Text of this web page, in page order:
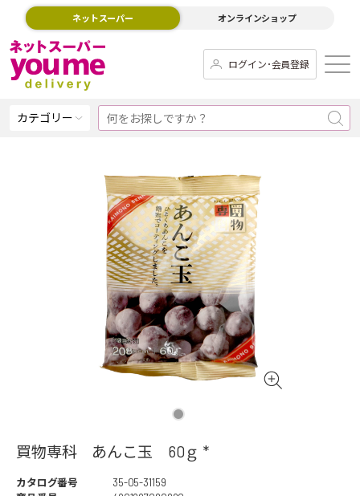
ネットスーパー オンラインショップ
ログイン･会員登録
カテゴリー
買物専科 あんこ玉 60ｇ *
カタログ番号
35-05-31159